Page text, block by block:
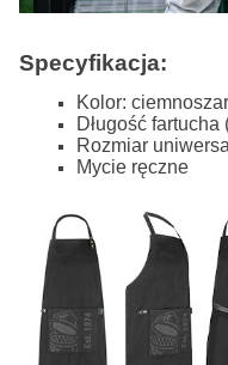
Specyfikacja:
Kolor:
Długość
Rozmiar
Mycie ręczne